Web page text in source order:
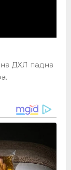
на ДХЛ падна